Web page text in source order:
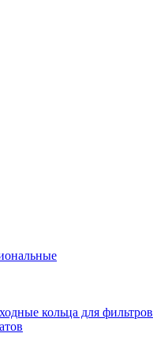
кольца для фильтров